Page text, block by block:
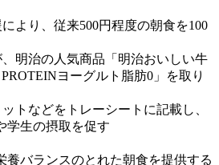
より、従来500円程度の朝食を100
明治の人気商品「明治おいしい牛
ヨーグルト脂肪0」を取り
トなどをトレーシートに記載し、
学生の摂取を促す
養バランスのとれた朝食を提供する